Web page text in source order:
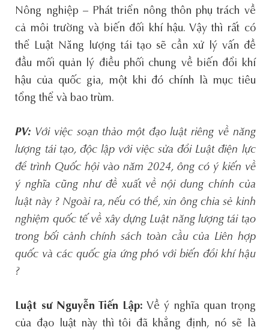
Nông nghiệp – Phát triển nông thôn phụ trách về
cả môi trường và biến đối khí hậu. Vậy thì rất có
thể Luật Năng lượng tái tạo sẽ cần xử lý vấn đề
đầu mối quản lý điều phối chung về biến đổi khí
hậu của quốc gia, một khi đó chính là mục tiêu
tổng thể và bao trùm.
PV: Với việc soạn thảo một đạo luật riêng về năng
lượng tái tạo, độc lập với việc sửa đổi Luật điện lực
để trình Quốc hội vào năm 2024, ông có ý kiến về
ý nghĩa cũng như đề xuất về nội dung chính của
luật này ? Ngoài ra, nếu có thể, xin ông chia sẻ kinh
nghiệm quốc tế về xây dựng Luật năng lượng tái tạo
trong bối cảnh chính sách toàn cầu của Liên hợp
quốc và các quốc gia ứng phó với biến đổi khí hậu
?
Luật sư Nguyễn Tiến Lập: Về ý nghĩa quan trọng
của đạo luật này thì tôi đã khẳng định, nó sẽ là